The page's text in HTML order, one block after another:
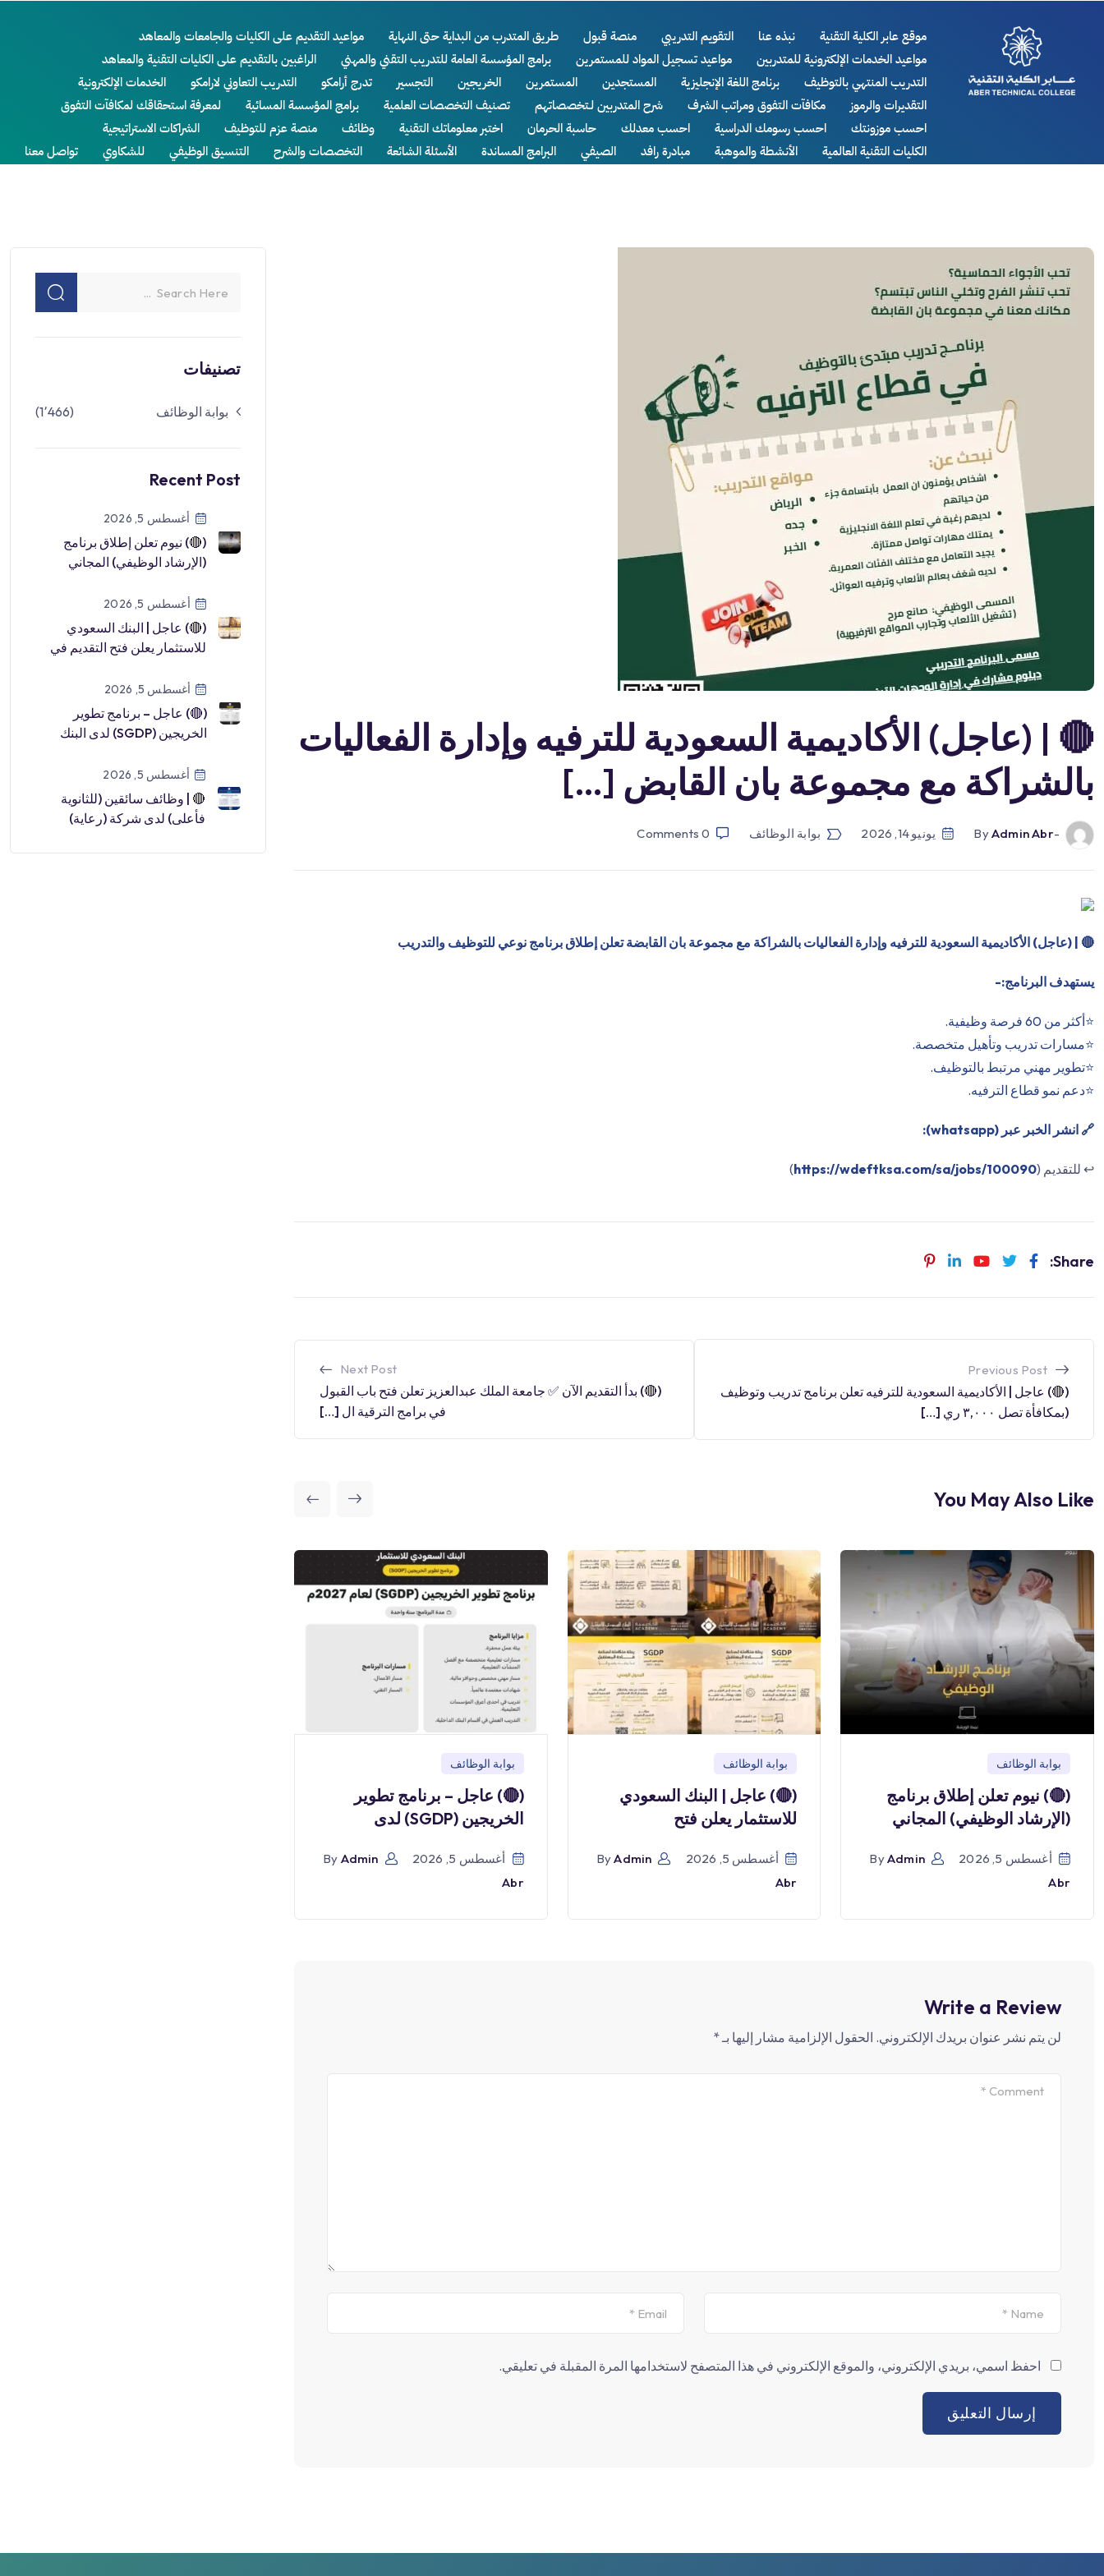
موقع عابر الكلية التقنية نبذه عنا التقويم التدريبي منصة قبول طريق المتدرب من البداية حتى النهاية
مواعيد التقديم على الكليات والجامعات والمعاهد
مواعيد الخدمات الإلكترونية للمتدربين
مواعيد تسجيل المواد للمستمرين برامج المؤسسة العامة للتدريب التقني والمهني
الراغبين بالتقديم على الكليات التقنية والمعاهد
التدريب المنتهي بالتوظيف
برنامج اللغة الإنجليزية المستجدين المستمرين الخريجين التجسير تدرج أرامكو التدريب التعاوني لارامكو
الخدمات الإلكترونية
التقديرات والرموز
مكافآت التفوق ومراتب الشرف شرح المتدربين لـتخصصاتهم تصنيف التخصصات العلمية برامج المؤسسة المسائية
لمعرفة استحقاقك لمكافآت التفوق
احسب موزونتك
احسب رسومك الدراسية احسب معدلك حاسبة الحرمان اختبر معلوماتك التقنية وظائف منصة عزم للتوظيف
الشراكات الاستراتيجية
الكليات التقنية العالمية
الأنشطة والموهبة مبادرة رافد الصيفي البرامج المساندة الأسئلة الشائعة التخصصات والشرح التنسيق الوظيفي للشكاوي تواصل معنا
🔴 | (عاجل) الأكاديمية السعودية للترفيه وإدارة الفعاليات
بالشراكة مع مجموعة بان القابض […]
-by
Admin Abr يونيو 14, 2026 بوابة الوظائف 0
Comments
🔴 | (عاجل) الأكاديمية السعودية للترفيه وإدارة الفعاليات بالشراكة مع مجموعة بان القابضة تعلن إطلاق برنامج نوعي للتوظيف والتدريب
يستهدف البرنامج:-
⭐️أكثر من 60 فرصة وظيفية.
⭐️مسارات تدريب وتأهيل متخصصة.
⭐️تطوير مهني مرتبط بالتوظيف.
⭐️دعم نمو قطاع الترفيه.
🔗 انشر الخبر عبر (whatsapp):
↩️ للتقديم (https://wdeftksa.com/sa/jobs/100090
)
Share:
Previous Post
(🔴) عاجل | الأكاديمية السعودية للترفيه تعلن برنامج تدريب وتوظيف
(بمكافأة تصل ٣,٠٠٠ ري […]
Next Post
(🔴) بدأ التقديم الآن ✅ جامعة الملك عبدالعزيز تعلن فتح باب القبول
في برامج الترقية ال […]
You May Also Like
بوابة الوظائف
(🔴) نيوم تعلن إطلاق برنامج
(الإرشاد الوظيفي) المجاني
أغسطس 5, 2026 ByAdmin
Abr
بوابة الوظائف
(🔴) عاجل | البنك السعودي
للاستثمار يعلن فتح
أغسطس 5, 2026 ByAdmin
Abr
بوابة الوظائف
(🔴) عاجل – برنامج تطوير
الخريجين (SGDP) لدى
أغسطس 5, 2026 By Admin
Abr
Write a Review
لن يتم نشر عنوان بريدك الإلكتروني. الحقول الإلزامية مشار إليها بـ*
احفظ اسمي، بريدي الإلكتروني، والموقع الإلكتروني في هذا المتصفح لاستخدامها المرة المقبلة في تعليقي.
تصنيفات
بوابة الوظائف (1٬466)
Recent Post
أغسطس 5, 2026
(🔴) نيوم تعلن إطلاق برنامج
(الإرشاد الوظيفي) المجاني
عمل:▪ […]
أغسطس 5, 2026
(🔴) عاجل | البنك السعودي
للاستثمار يعلن فتح التقديم في
2026م): […]أغسطس 5, 2026
(🔴) عاجل – برنامج تطوير
الخريجين (SGDP) لدى البنك
نساء) لعا […]
أغسطس 5, 2026
🔴 | وظائف سائقين (للثانوية
فأعلى) لدى شركة (رعاية)